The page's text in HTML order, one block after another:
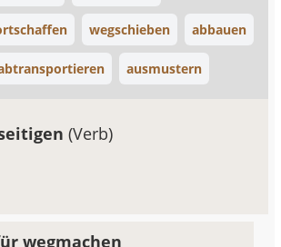
wegschieben abbauen
ausmustern
(Verb)
wegmachen